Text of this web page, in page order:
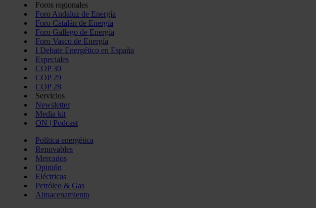
Foros regionales
Foro Andaluz de Energía
Foro Catalán de Energía
Foro Gallego de Energía
Foro Vasco de Energía
I Debate Energético en España
Especiales
COP 30
COP 29
COP 28
Servicios
Newsletter
Media kit
ON | Podcast
Política energética
Renovables
Mercados
Opinión
Eléctricas
Petróleo & Gas
Almacenamiento